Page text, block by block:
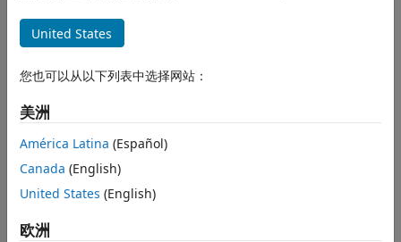
Get Started with Simulink Desktop
Real-Time
Model Preparation for Real-Time
Simulation
Real-Time Simulation
Signal Logging
Troubleshooting in Simulink Desktop
Real-Time
How useful was this information?
United States
您也可以从以下列表中选择网站：
美洲
América Latina (Español)
Canada (English)
United States (English)
欧洲